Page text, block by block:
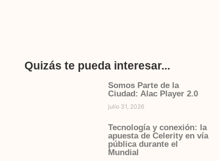
Quizás te pueda interesar...
Somos Parte de la
Ciudad: Alac Player 2.0
julio 31, 2026
Tecnología y conexión: la
apuesta de Celerity en vía
pública durante el
Mundial